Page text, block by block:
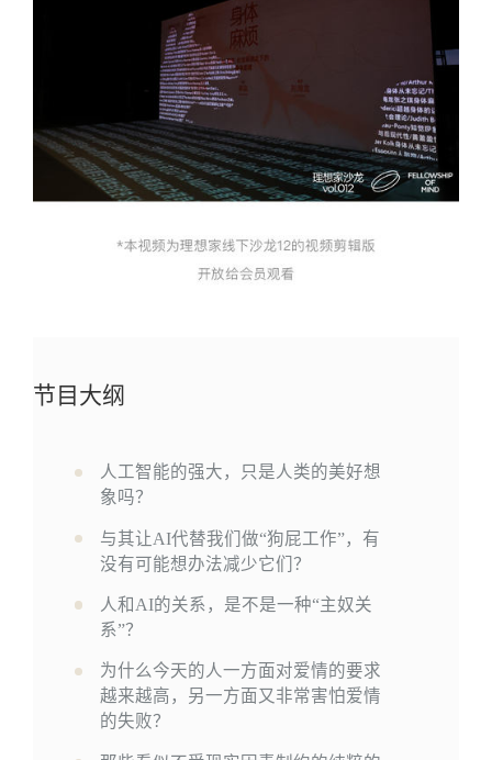
节目大纲
人工智能的强大，只是人类的美好想
象吗？
与其让AI代替我们做“狗屁工作”，有
没有可能想办法减少它们？
人和AI的关系，是不是一种“主奴关
系”？
为什么今天的人一方面对爱情的要求
越来越高，另一方面又非常害怕爱情
的失败？